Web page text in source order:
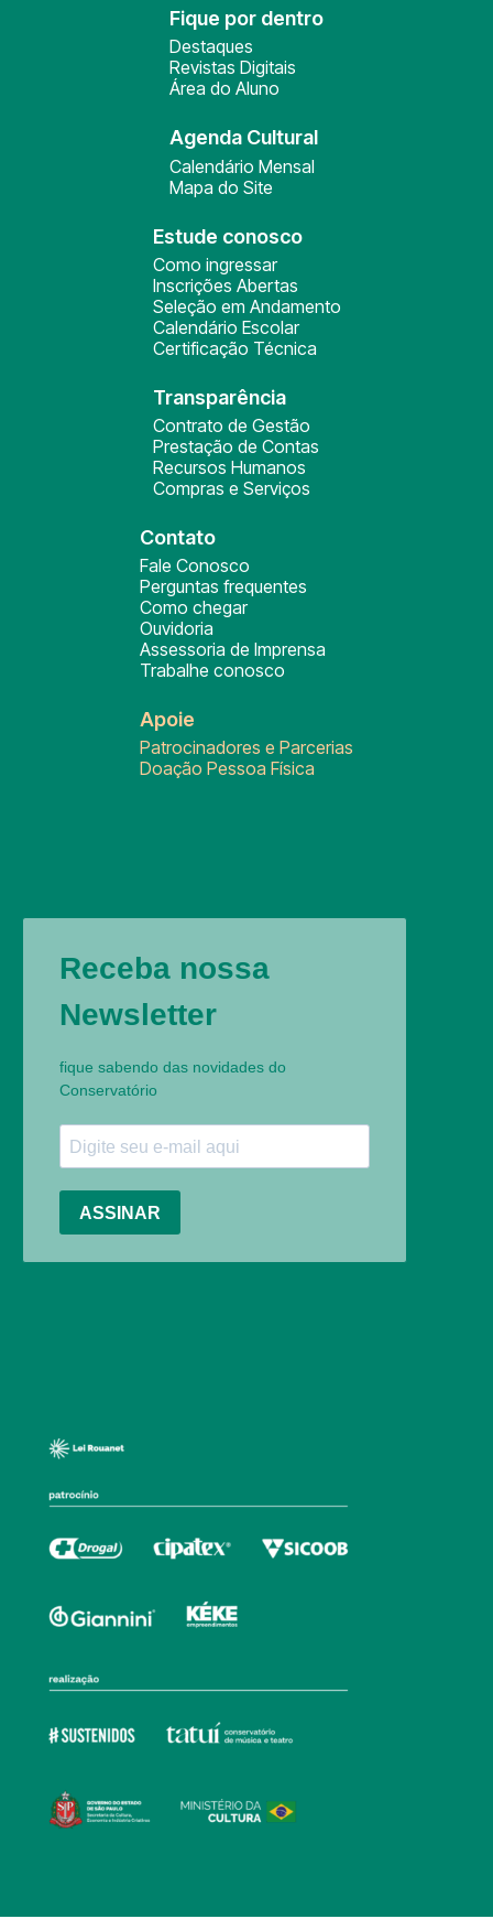
Fique por dentro
Destaques
Revistas Digitais
Área do Aluno
Agenda Cultural
Calendário Mensal
Mapa do Site
Estude conosco
Como ingressar
Inscrições Abertas
Seleção em Andamento
Calendário Escolar
Certificação Técnica
Transparência
Contrato de Gestão
Prestação de Contas
Recursos Humanos
Compras e Serviços
Contato
Fale Conosco
Perguntas frequentes
Como chegar
Ouvidoria
Assessoria de Imprensa
Trabalhe conosco
Apoie
Patrocinadores e Parcerias
Doação Pessoa Física